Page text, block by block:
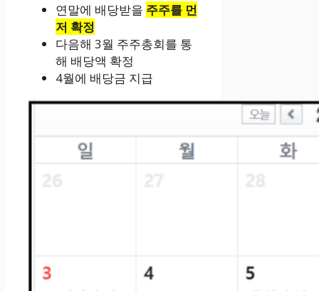
연말에 배당받을 주주를 먼
저 확정
다음해 3월 주주총회를 통
해 배당액 확정
4월에 배당금 지급